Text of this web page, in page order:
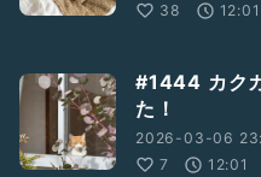
38
12:01
#1444 カク
た！
2026-03-06
7
12:01